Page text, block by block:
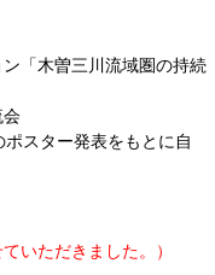
「木曽三川流域圏の持続
スター発表をもとに自
いただきました。）